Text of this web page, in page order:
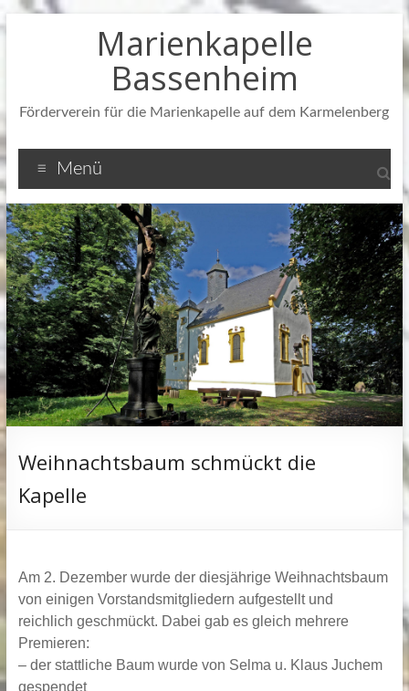
Marienkapelle
Bassenheim
Förderverein für die Marienkapelle auf dem Karmelenberg
Menü
Weihnachtsbaum schmückt die
Kapelle
Am 2. Dezember wurde der diesjährige Weihnachtsbaum
von einigen Vorstandsmitgliedern aufgestellt und
reichlich geschmückt. Dabei gab es gleich mehrere
Premieren:
– der stattliche Baum wurde von Selma u. Klaus Juchem
gespendet